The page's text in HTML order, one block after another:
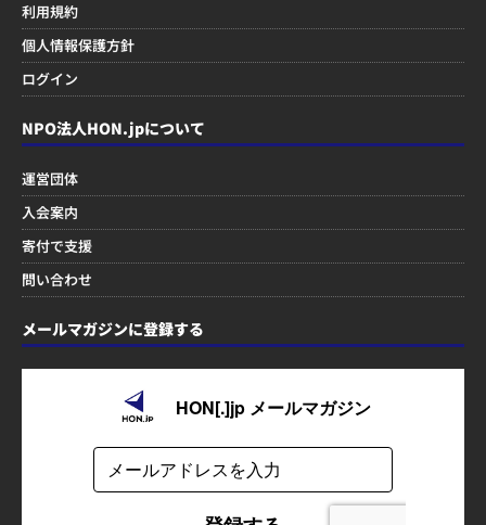
利用規約
個人情報保護方針
ログイン
NPO法人HON.jpについて
運営団体
入会案内
寄付で支援
問い合わせ
メールマガジンに登録する